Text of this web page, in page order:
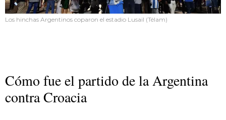
Los hinchas Argentinos coparon el estadio Lusail (Télam)
Cómo fue el partido de la Argentina
contra Croacia